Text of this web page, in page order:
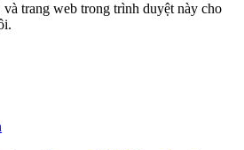
trang web trong trình duyệt này cho